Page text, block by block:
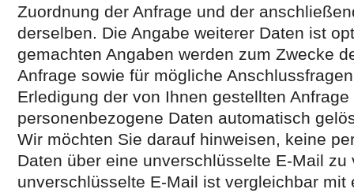
Zuordnung der Anfrage und der
derselben. Die Angabe weiterer Daten ist
gemachten Angaben werden zum Zwecke
Anfrage sowie für mögliche
Erledigung der von Ihnen gestellten Anfrage
personenbezogene Daten automatisch
Wir möchten Sie darauf hinweisen, keine
Daten über eine unverschlüsselte E-Mail zu
unverschlüsselte E-Mail ist vergleichbar mit